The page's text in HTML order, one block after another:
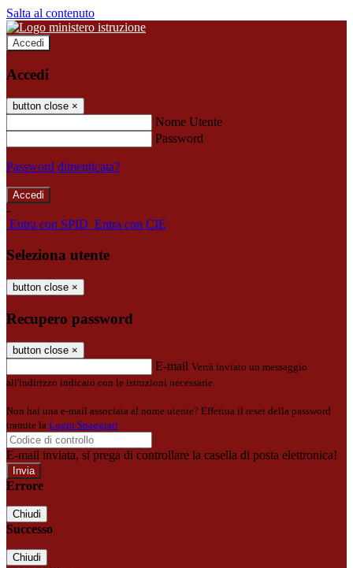
Salta al contenuto
Accedi
Accedi
button close ×
Nome Utente
Password
Password dimenticata?
-
Entra con SPID Entra con CIE
Seleziona utente
button close ×
Recupero password
button close ×
E-mail Verrà inviato un messaggio
all'indirizzo indicato con le istruzioni necessarie.
Non hai una e-mail associata al nome utente? Effettua il reset della password
tramite la Login Spaggiari
E-mail inviata, si prega di controllare la casella di posta elettronica!
Errore
Chiudi
Successo
Chiudi